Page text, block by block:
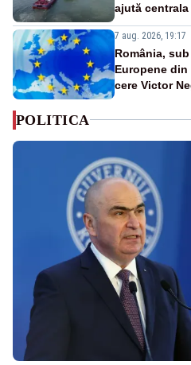
ajută
7 aug. 2026, 19:17
România,
Europene din
cere Victor
POLITICA